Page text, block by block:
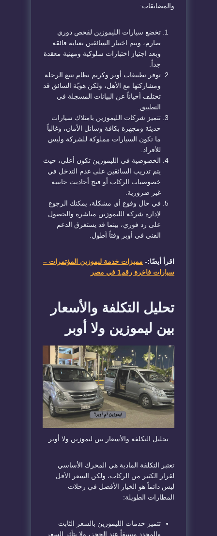
والمضايقات:
​تخضع سيارات الليموزين لفحص دوري
صارم، ويتم اختيار السائقين بعناية فائقة
وبعد اجتياز اختبارات سلوكية ومهنية معقدة
جداً.
​توفر تطبيقات أوبر وكريم نظام تتبع الرحلة
ومشاركتها مع الأهل، ولكن هويّة السائق قد
تختلف أحياناً عن البيانات المسجلة في
التطبيق.
​تتميز شركات الليموزين بامتلاك سيارات
حديثة ومجهزة بكافة وسائل الأمان، وغالباً
ما تكون السيارات مملوكة للشركة وليس
للأفراد.
​الخصوصية في الليموزين تكون أعلى، حيث
يتم تدريب السائقين على عدم التدخل في
خصوصيات الركاب أو فتح أحاديث جانبية
غير ضرورية.
​في حال وقوع أي مشكلة، يمكنك الرجوع
لإدارة شركة الليموزين مباشرة والحصول
على رد فوري، بينما قد يستغرق الدعم
الفني في أوبر وقتاً أطول.
اقرأ أيضًا:- مميزات خدمة ليموزين المؤتمرات –
سيارات فاخرة رقم1 في مصر
​تحليل التكلفة والأسعار
بين ليموزين ولا أوبر
​تحليل التكلفة والأسعار بين ليموزين ولا أوبر
​تعتبر التكلفة المادية هي المحرك الأساسي
لقرار الكثير من الركاب، ولكن السعر الأقل
ليس دائماً هو الخيار الأفضل في رحلات
المطارات الطويلة:
​تتميز خدمات الليموزين بالسعر الثابت
والمحدد مسبقاً عند الحجز، ولا يتأثر السعر